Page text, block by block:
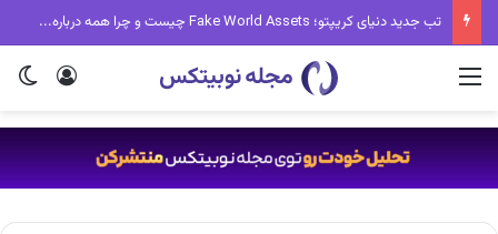
تب جدید دنیای کریپتو؛ Fake World Assets چیست و چرا همه درباره آن حرف می‌زنند؟
ورود منو